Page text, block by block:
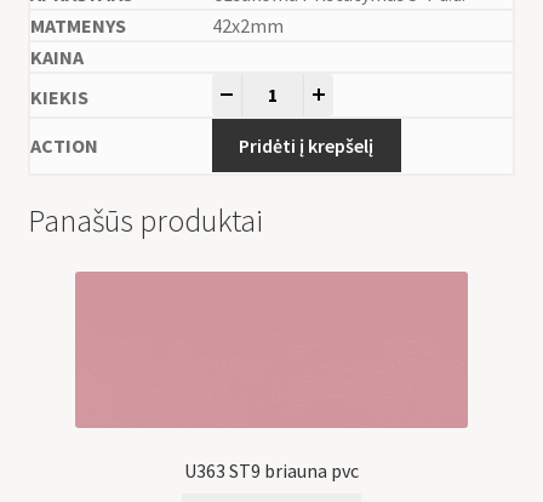
42x2mm
Pridėti į krepšelį
Panašūs produktai
U363 ST9 briauna pvc